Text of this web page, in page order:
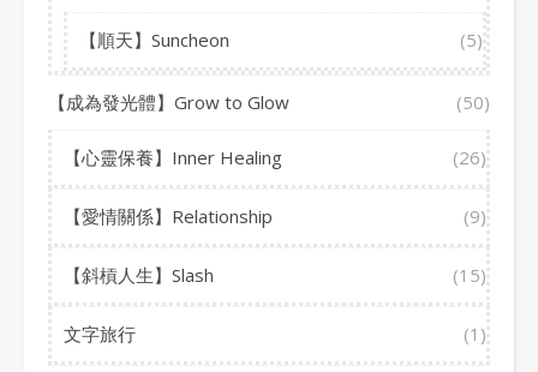
【順天】Suncheon (5)
【成為發光體】Grow to Glow (50)
【心靈保養】Inner Healing (26)
【愛情關係】Relationship (9)
【斜槓人生】Slash (15)
文字旅行 (1)